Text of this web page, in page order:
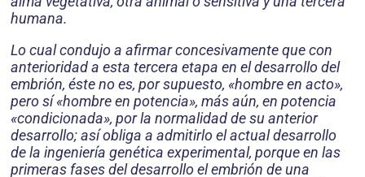
humana.
Lo cual condujo a afirmar concesivamente que con
anterioridad a esta tercera etapa en el desarrollo del
embrión, éste no es, por supuesto, «hombre en acto»,
pero sí «hombre en potencia», más aún, en potencia
«condicionada», por la normalidad de su anterior
desarrollo; así obliga a admitirlo el actual desarrollo
de la ingeniería genética experimental, porque en las
primeras fases del desarrollo el embrión de una